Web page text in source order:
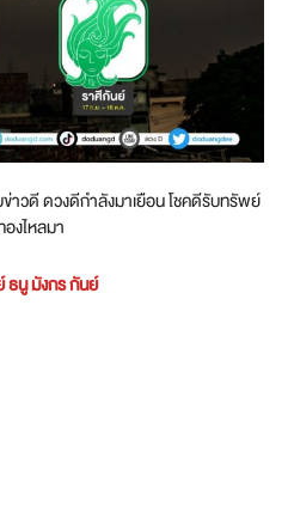
าวดี ดวงดีกำลังมาเยือน โชคดีรับทรัพย์
องไหลมา
ธนู มังกร กันย์